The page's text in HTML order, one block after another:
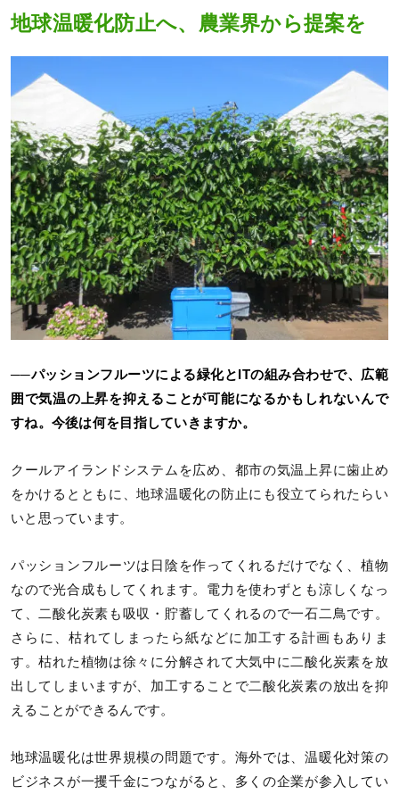
地球温暖化防止へ、農業界から提案を
──パッションフルーツによる緑化とITの組み合わせで、広範
囲で気温の上昇を抑えることが可能になるかもしれないんで
すね。今後は何を目指していきますか。
クールアイランドシステムを広め、都市の気温上昇に歯止め
をかけるとともに、地球温暖化の防止にも役立てられたらい
いと思っています。
パッションフルーツは日陰を作ってくれるだけでなく、植物
なので光合成もしてくれます。電力を使わずとも涼しくなっ
て、二酸化炭素も吸収・貯蓄してくれるので一石二鳥です。
さらに、枯れてしまったら紙などに加工する計画もありま
す。枯れた植物は徐々に分解されて大気中に二酸化炭素を放
出してしまいますが、加工することで二酸化炭素の放出を抑
えることができるんです。
地球温暖化は世界規模の問題です。海外では、温暖化対策の
ビジネスが一攫千金につながると、多くの企業が参入してい